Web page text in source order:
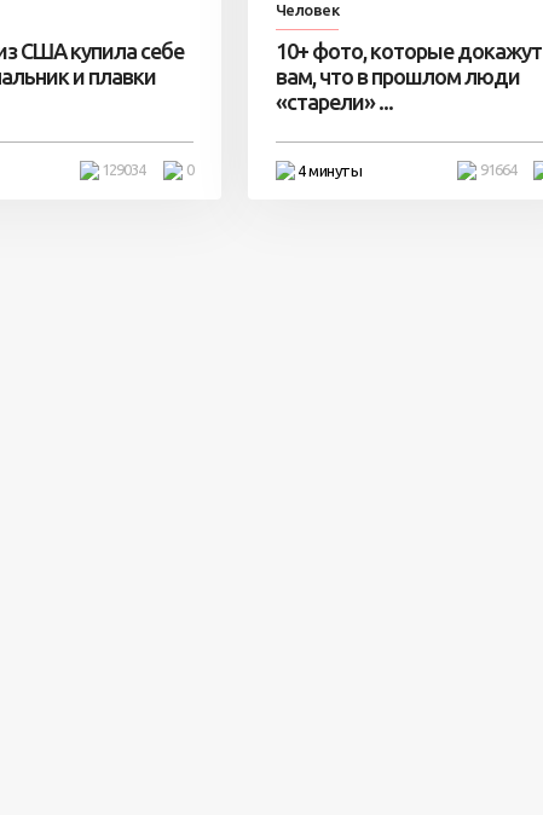
США купила себе
и плавки
0
129034
Человек
10+ фото, которые докажут
вам, что в прошлом люди
«старели» ...
4 минуты 91664